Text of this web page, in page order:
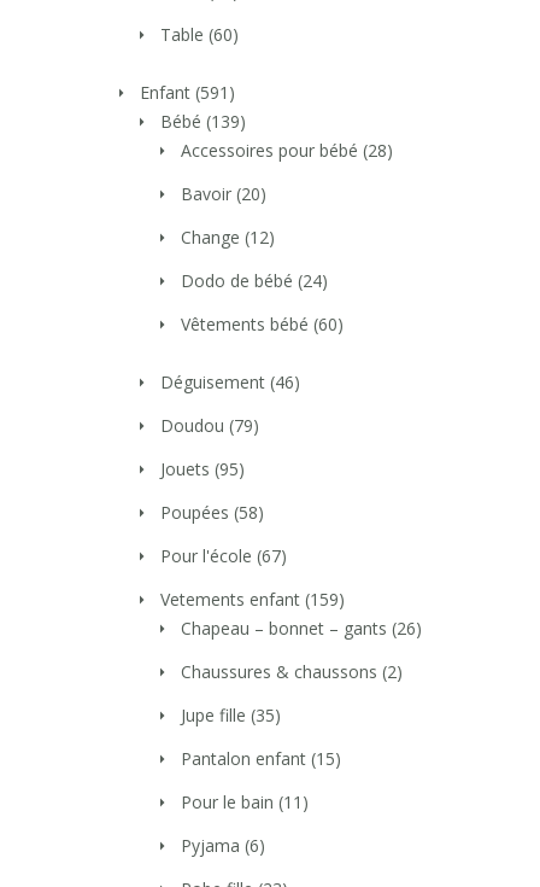
Table (60)
Enfant (591)
Bébé (139)
Accessoires pour bébé (28)
Bavoir (20)
Change (12)
Dodo de bébé (24)
Vêtements bébé (60)
Déguisement (46)
Doudou (79)
Jouets (95)
Poupées (58)
Pour l'école (67)
Vetements enfant (159)
Chapeau – bonnet – gants (26)
Chaussures & chaussons (2)
Jupe fille (35)
Pantalon enfant (15)
Pour le bain (11)
Pyjama (6)